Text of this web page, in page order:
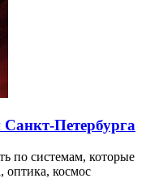
Петербурга
по системам, которые
оптика, космос